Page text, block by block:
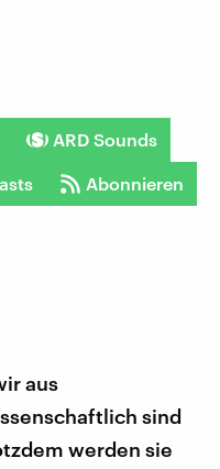
ARD Sounds
Abonnieren
aus
sind
werden sie